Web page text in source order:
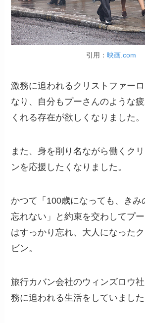
引用： 映画.com
激務に追われるクリストファー
なり、自分もプーさんのような
くれる存在が欲しくなりました。
また、身を削り名ながら働くク
ンを応援したくなりました。
かつて「100歳になっても、きみ
忘れない」と約束を交わしてプ
はすっかり忘れ、大人になった
ビン。
旅行カバン会社のウィンズロウ
務に追われる生活をしていました